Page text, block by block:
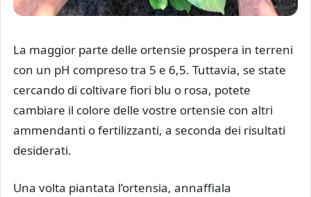
La maggior parte delle ortensie prospera in terreni
con un pH compreso tra 5 e 6,5. Tuttavia, se state
cercando di coltivare fiori blu o rosa, potete
cambiare il colore delle vostre ortensie con altri
ammendanti o fertilizzanti, a seconda dei risultati
desiderati.
Una volta piantata l’ortensia, annaffiala